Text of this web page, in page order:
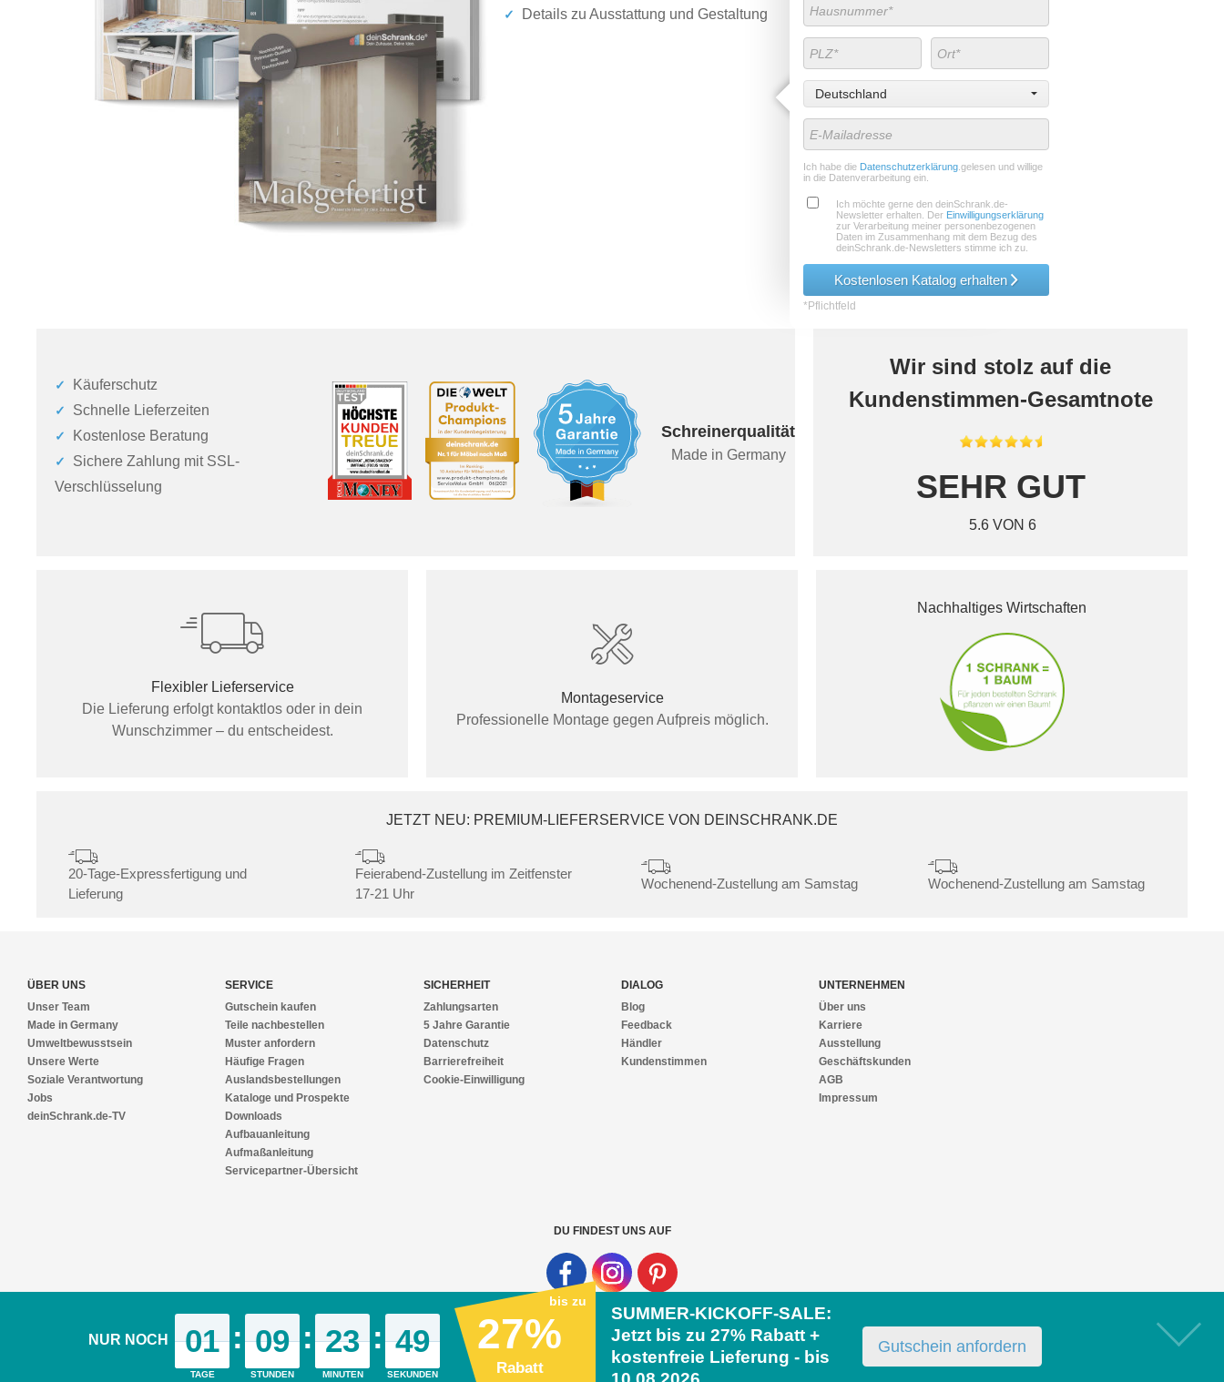
Details zu Ausstattung und Gestaltung
Deutschland
Ich habe dieDatenschutzerklärung.gelesen und willige
in die Datenverarbeitung ein.
Ich möchte gerne den deinSchrank.de-
Newsletter erhalten. Der Einwilligungserklärung
zur Verarbeitung meiner personenbezogenen
Daten im Zusammenhang mit dem Bezug des
deinSchrank.de-Newsletters stimme ich zu.
Kostenlosen Katalog erhalten
*Pflichtfeld
Käuferschutz
Schnelle Lieferzeiten
Kostenlose Beratung
Sichere Zahlung mit SSL-
Verschlüsselung
Schreinerqualität
Made in Germany
Wir sind stolz auf die
Kundenstimmen-Gesamtnote
SEHR GUT
5.6 VON 6
Flexibler Lieferservice
Die Lieferung erfolgt kontaktlos oder in dein
Wunschzimmer – du entscheidest.
Montageservice
Professionelle Montage gegen Aufpreis möglich.
Nachhaltiges Wirtschaften
JETZT NEU: PREMIUM-LIEFERSERVICE VON DEINSCHRANK.DE
20-Tage-Expressfertigung und
Lieferung
Feierabend-Zustellung im Zeitfenster
17-21 Uhr
Wochenend-Zustellung am Samstag Wochenend-Zustellung am Samstag
ÜBER UNS
Unser Team
Made in Germany
Umweltbewusstsein
Unsere Werte
Soziale Verantwortung
Jobs
deinSchrank.de-TV
SERVICE
Gutschein kaufen
Teile nachbestellen
Muster anfordern
Häufige Fragen
Auslandsbestellungen
Kataloge und Prospekte
Downloads
Aufbauanleitung
Aufmaßanleitung
Servicepartner-Übersicht
SICHERHEIT
Zahlungsarten
5 Jahre Garantie
Datenschutz
Barrierefreiheit
Cookie-Einwilligung
DIALOG
Blog
Feedback
Händler
Kundenstimmen
UNTERNEHMEN
Über uns
Karriere
Ausstellung
Geschäftskunden
AGB
Impressum
DU FINDEST UNS AUF
MEUBELS OP MAAT VIND JE OOK OP ONZE VERDERE WEBPAGINA'S
deinSchrank.de| deineSchiebetuer.de|deinMasstisch.de|deineAnkleide.de
NUR NOCH 01
TAGE
: 09
STUNDEN
: 23
MINUTEN
: 48
SEKUNDEN
bis zu
27%
Rabatt
SUMMER-KICKOFF-SALE:
Jetzt bis zu 27% Rabatt +
kostenfreie Lieferung - bis
Gutschein anfordern